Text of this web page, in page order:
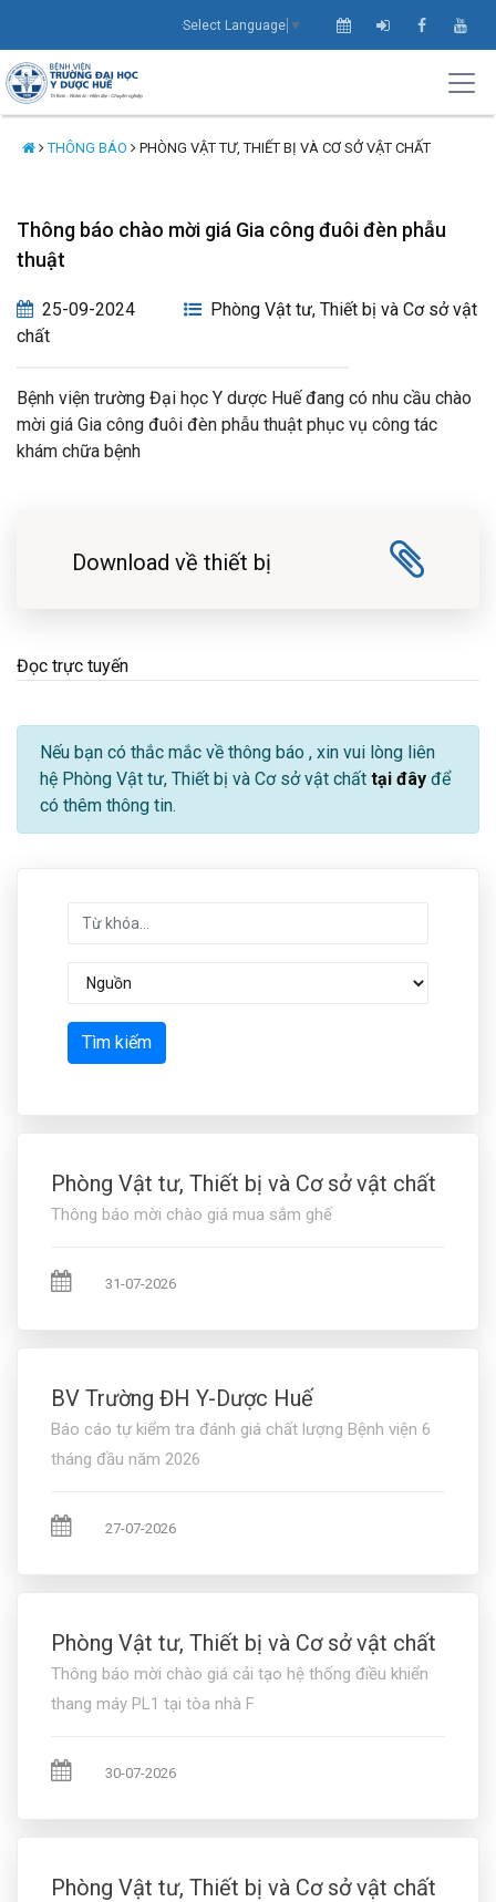
Select Language ▼
THÔNG BÁO PHÒNG VẬT TƯ, THIẾT BỊ VÀ CƠ SỞ VẬT CHẤT
Thông báo chào mời giá Gia công đuôi đèn phẫu
thuật
25-09-2024
Phòng Vật tư, Thiết bị và Cơ sở vật
chất
Bệnh viện trường Đại học Y dược Huế đang có nhu cầu chào
mời giá Gia công đuôi đèn phẫu thuật phục vụ công tác
khám chữa bệnh
Download về thiết bị
Đọc trực tuyến
Nếu bạn có thắc mắc về thông báo , xin vui lòng liên
hệ Phòng Vật tư, Thiết bị và Cơ sở vật chất tại đây để
có thêm thông tin.
Tìm kiếm
Phòng Vật tư, Thiết bị và Cơ sở vật chất
Thông báo mời chào giá mua sắm ghế
31-07-2026
BV Trường ĐH Y-Dược Huế
Báo cáo tự kiểm tra đánh giá chất lượng Bệnh viện 6
tháng đầu năm 2026
27-07-2026
Phòng Vật tư, Thiết bị và Cơ sở vật chất
Thông báo mời chào giá cải tạo hệ thống điều khiển
thang máy PL1 tại tòa nhà F
30-07-2026
Phòng Vật tư, Thiết bị và Cơ sở vật chất